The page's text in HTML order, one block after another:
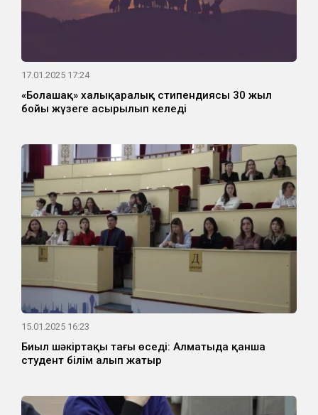
17.01.2025 17:24
«Болашақ» халықаралық стипендиясы 30 жыл
бойы жүзеге асырылып келеді
15.01.2025 16:23
Биыл шәкіртақы тағы өседі: Алматыда қанша
студент білім алып жатыр